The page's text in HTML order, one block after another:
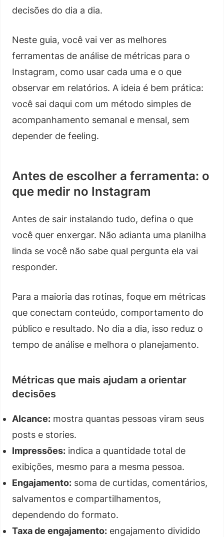
decisões do dia a dia.
Neste guia, você vai ver as melhores
ferramentas de análise de métricas para o
Instagram, como usar cada uma e o que
observar em relatórios. A ideia é bem prática:
você sai daqui com um método simples de
acompanhamento semanal e mensal, sem
depender de feeling.
Antes de escolher a ferramenta: o
que medir no Instagram
Antes de sair instalando tudo, defina o que
você quer enxergar. Não adianta uma planilha
linda se você não sabe qual pergunta ela vai
responder.
Para a maioria das rotinas, foque em métricas
que conectam conteúdo, comportamento do
público e resultado. No dia a dia, isso reduz o
tempo de análise e melhora o planejamento.
Métricas que mais ajudam a orientar
decisões
Alcance: mostra quantas pessoas viram seus
posts e stories.
Impressões: indica a quantidade total de
exibições, mesmo para a mesma pessoa.
Engajamento: soma de curtidas, comentários,
salvamentos e compartilhamentos,
dependendo do formato.
Taxa de engajamento: engajamento dividido